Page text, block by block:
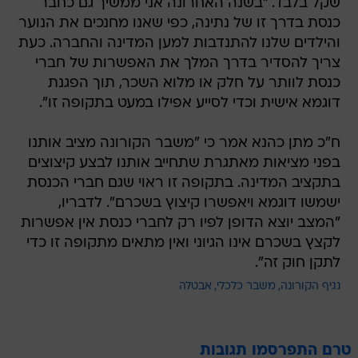
שקל בלבד. "בשנה האחרונה אני ממשיך גם כחבר
כנסת בדרך זו של נתינה, כפי שאנו מחנכים את הנוער
והילדים שלנו להתנדבות למען המדינה והחברה. כעת
צריך להסדיר בדרך המלך את האפשרות של חברי
כנסת לוותר על חלק או מלוא השכר, תוך הפגנת
דוגמא אישית וכדי לסייע אפילו במעט בתקופה זו".
ח"כ מתן כהנא אמר כי "משבר הקורונה מציב אותנו
בפני מציאות מאתגרת שתחייב אותנו לבצע קיצוצים
בתקציב המדינה. בתקופה זו ראוי שגם חברי הכנסת
ישמשו דוגמא ויאפשרו קיצוץ בשכרם". לדבריו,
"המצב יוצא הדופן לפיו רק לחברי כנסת אין אפשרות
לקצץ בשכרם אינו הגיוני ואין מתאים מתקופה זו כדי
לתקן חוק זה".
נגיף הקורונה משבר כלכלי אבטלה
טרם התפרסמו תגובות